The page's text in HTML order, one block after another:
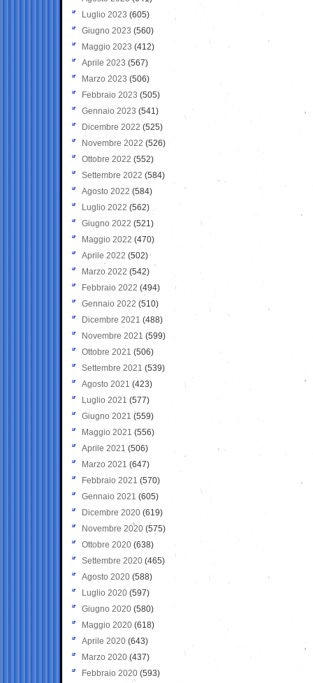
Luglio 2023 (605)
Giugno 2023 (560)
Maggio 2023 (412)
Aprile 2023 (567)
Marzo 2023 (506)
Febbraio 2023 (505)
Gennaio 2023 (541)
Dicembre 2022 (525)
Novembre 2022 (526)
Ottobre 2022 (552)
Settembre 2022 (584)
Agosto 2022 (584)
Luglio 2022 (562)
Giugno 2022 (521)
Maggio 2022 (470)
Aprile 2022 (502)
Marzo 2022 (542)
Febbraio 2022 (494)
Gennaio 2022 (510)
Dicembre 2021 (488)
Novembre 2021 (599)
Ottobre 2021 (506)
Settembre 2021 (539)
Agosto 2021 (423)
Luglio 2021 (577)
Giugno 2021(559)
Maggio 2021 (556)
Aprile 2021 (506)
Marzo 2021 (647)
Febbraio 2021 (570)
Gennaio 2021 (605)
Dicembre 2020 (619)
Novembre 2020 (575)
Ottobre 2020 (638)
Settembre 2020(465)
Agosto 2020 (588)
Luglio 2020 (597)
Giugno 2020 (580)
Maggio 2020 (618)
Aprile 2020 (643)
Marzo 2020 (437)
Febbraio 2020 (593)